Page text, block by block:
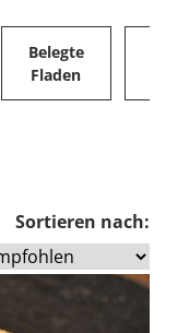
Belegte
Fladen
Sortieren nach: